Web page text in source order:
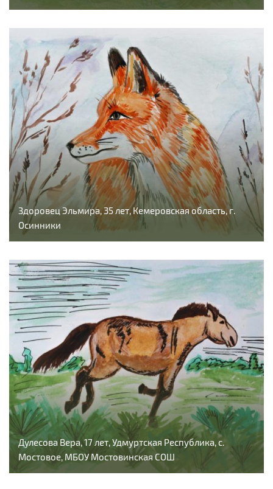
Здоровец Эльмира, 35 лет, Кемеровская область, г.
Осинники
Дулесова Вера, 17 лет, Удмуртская Республика, с.
Мостовое, МБОУ Мостовинская СОШ